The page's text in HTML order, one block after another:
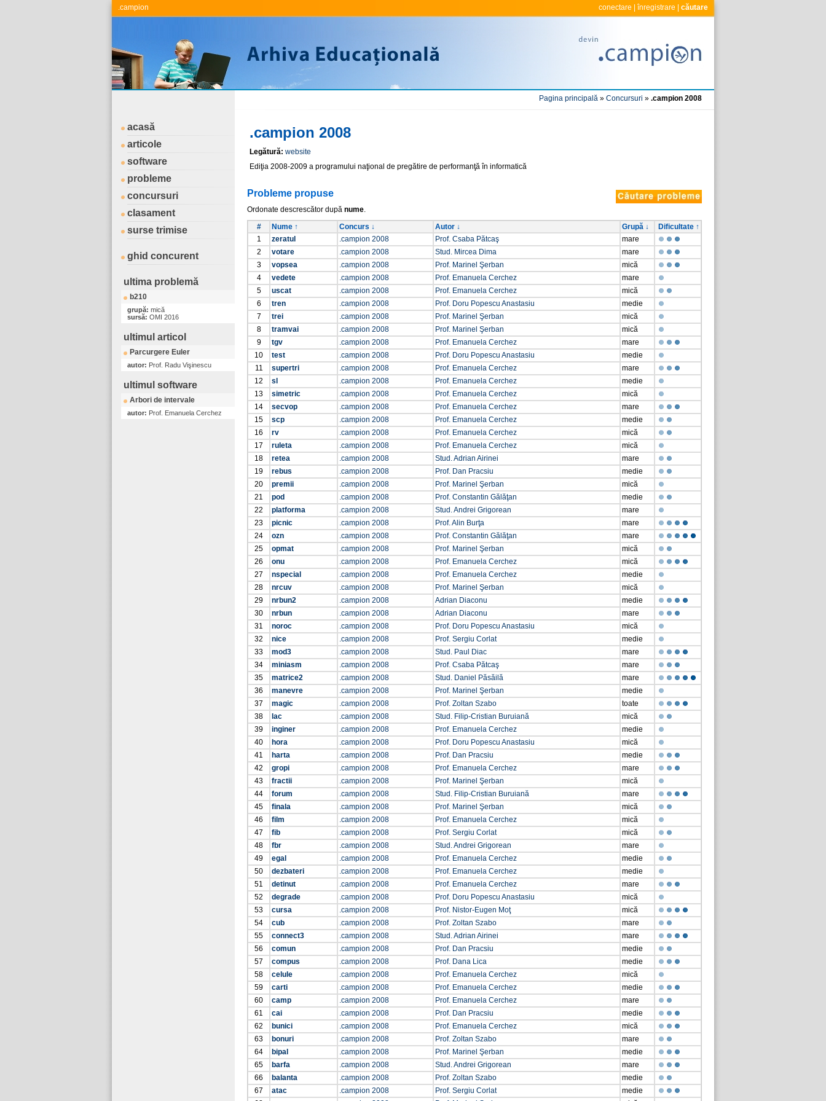
.campion conectare înregistrare căutare
Pagina principală » Concursuri » .campion 2008
acasă
articole
software
probleme
concursuri
clasament
surse trimise
ghid concurent
ultima problemă
b210
grupă: mică
sursă: OMI 2016
ultimul articol
Parcurgere Euler
autor: Prof. Radu Vişinescu
ultimul software
Arbori de intervale
autor: Prof. Emanuela Cerchez
.campion 2008
Legătură: website
Ediţia 2008-2009 a programului naţional de pregătire de performanţă în informatică
Probleme propuse
Ordonate descrescător după nume.
#
Nume ↑ Concurs ↓ Autor ↓ Grupă ↓
Dificultate ↑
1
zeratul .campion 2008 Prof. Csaba Pătcaş
mare
2
votare .campion 2008 Stud. Mircea Dima
mare
3
vopsea .campion 2008 Prof. Marinel Şerban
mică
4
vedete .campion 2008 Prof. Emanuela Cerchez
mare
5
uscat .campion 2008 Prof. Emanuela Cerchez
mică
6
tren .campion 2008 Prof. Doru Popescu Anastasiu
medie
7
trei .campion 2008 Prof. Marinel Şerban
mică
8
tramvai .campion 2008 Prof. Marinel Şerban
mică
9
tgv .campion 2008 Prof. Emanuela Cerchez
mare
10
test .campion 2008 Prof. Doru Popescu Anastasiu
medie
11
supertri .campion 2008 Prof. Emanuela Cerchez
mare
12
sl .campion 2008 Prof. Emanuela Cerchez
medie
13
simetric .campion 2008 Prof. Emanuela Cerchez
mică
14
secvop .campion 2008 Prof. Emanuela Cerchez
mare
15
scp .campion 2008 Prof. Emanuela Cerchez
medie
16
rv .campion 2008 Prof. Emanuela Cerchez
mică
17
ruleta .campion 2008 Prof. Emanuela Cerchez
mică
18
retea .campion 2008 Stud. Adrian Airinei
mare
19
rebus .campion 2008 Prof. Dan Pracsiu
medie
20
premii .campion 2008 Prof. Marinel Şerban
mică
21
pod .campion 2008 Prof. Constantin Gălăţan
medie
22
platforma .campion 2008 Stud. Andrei Grigorean
mare
23
picnic .campion 2008 Prof. Alin Burţa
mare
24
ozn .campion 2008 Prof. Constantin Gălăţan
mare
25
opmat .campion 2008 Prof. Marinel Şerban
mică
26
onu .campion 2008 Prof. Emanuela Cerchez
mică
27
nspecial .campion 2008 Prof. Emanuela Cerchez
medie
28
nrcuv .campion 2008 Prof. Marinel Şerban
mică
29
nrbun2 .campion 2008 Adrian Diaconu
medie
30
nrbun .campion 2008 Adrian Diaconu
mare
31
noroc .campion 2008 Prof. Doru Popescu Anastasiu
mică
32
nice .campion 2008 Prof. Sergiu Corlat
medie
33
mod3 .campion 2008 Stud. Paul Diac
mare
34
miniasm .campion 2008 Prof. Csaba Pătcaş
mare
35
matrice2 .campion 2008 Stud. Daniel Păsăilă
mare
36
manevre .campion 2008 Prof. Marinel Şerban
medie
37
magic .campion 2008 Prof. Zoltan Szabo
toate
38
lac .campion 2008 Stud. Filip-Cristian Buruiană
mică
39
inginer .campion 2008 Prof. Emanuela Cerchez
medie
40
hora .campion 2008 Prof. Doru Popescu Anastasiu
mică
41
harta .campion 2008 Prof. Dan Pracsiu
medie
42
gropi .campion 2008 Prof. Emanuela Cerchez
mare
43
fractii .campion 2008 Prof. Marinel Şerban
mică
44
forum .campion 2008 Stud. Filip-Cristian Buruiană
mare
45
finala .campion 2008 Prof. Marinel Şerban
mică
46
film .campion 2008 Prof. Emanuela Cerchez
mică
47
fib .campion 2008 Prof. Sergiu Corlat
mică
48
fbr .campion 2008 Stud. Andrei Grigorean
mare
49
egal .campion 2008 Prof. Emanuela Cerchez
medie
50
dezbateri .campion 2008 Prof. Emanuela Cerchez
medie
51
detinut .campion 2008 Prof. Emanuela Cerchez
mare
52
degrade .campion 2008 Prof. Doru Popescu Anastasiu
mică
53
cursa .campion 2008 Prof. Nistor-Eugen Moţ
mică
54
cub .campion 2008 Prof. Zoltan Szabo
mare
55
connect3 .campion 2008 Stud. Adrian Airinei
mare
56
comun .campion 2008 Prof. Dan Pracsiu
medie
57
compus .campion 2008 Prof. Dana Lica
medie
58
celule .campion 2008 Prof. Emanuela Cerchez
mică
59
carti .campion 2008 Prof. Emanuela Cerchez
medie
60
camp .campion 2008 Prof. Emanuela Cerchez
mare
61
cai .campion 2008 Prof. Dan Pracsiu
medie
62
bunici .campion 2008 Prof. Emanuela Cerchez
mică
63
bonuri .campion 2008 Prof. Zoltan Szabo
mare
64
bipal .campion 2008 Prof. Marinel Şerban
medie
65
barfa .campion 2008 Stud. Andrei Grigorean
mare
66
balanta .campion 2008 Prof. Zoltan Szabo
medie
67
atac .campion 2008 Prof. Sergiu Corlat
medie